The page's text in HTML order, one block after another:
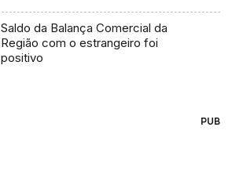
Saldo da Balança Comercial da
Região com o estrangeiro foi
positivo
PUB